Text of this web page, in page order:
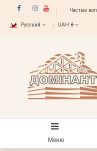
Частые
Русский UAH ₴
Меню